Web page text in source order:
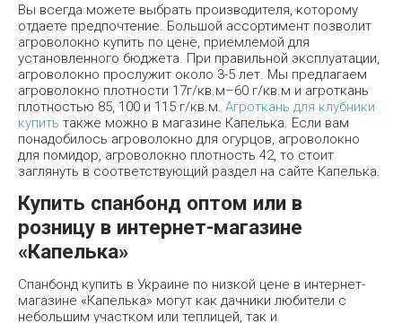
Вы всегда можете выбрать производителя, которому
отдаете предпочтение. Большой ассортимент позволит
агроволокно купить по цене, приемлемой для
установленного бюджета. При правильной эксплуатации,
агроволокно прослужит около 3-5 лет. Мы предлагаем
агроволокно плотности 17г/кв.м–60 г/кв.м и агроткань
плотностью 85, 100 и 115 г/кв.м. Агроткань для клубники
купить также можно в магазине Капелька. Если вам
понадобилось агроволокно для огурцов, агроволокно
для помидор, агроволокно плотность 42, то стоит
заглянуть в соответствующий раздел на сайте Капелька.
Купить спанбонд оптом или в
розницу в интернет-магазине
«Капелька»
Спанбонд купить в Украине по низкой цене в интернет-
магазине «Капелька» могут как дачники любители с
небольшим участком или теплицей, так и